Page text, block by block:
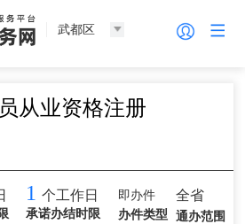
武都区
从业资格注册
1 个工作日
承诺办结时限
即办件
办件类型
全省
通办范围